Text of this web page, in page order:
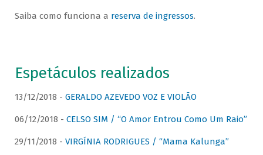
Saiba como funciona a reserva de ingressos.
Espetáculos realizados
13/12/2018 - GERALDO AZEVEDO VOZ E VIOLÃO
06/12/2018 - CELSO SIM / “O Amor Entrou Como Um Raio”
29/11/2018 - VIRGÍNIA RODRIGUES / “Mama Kalunga”